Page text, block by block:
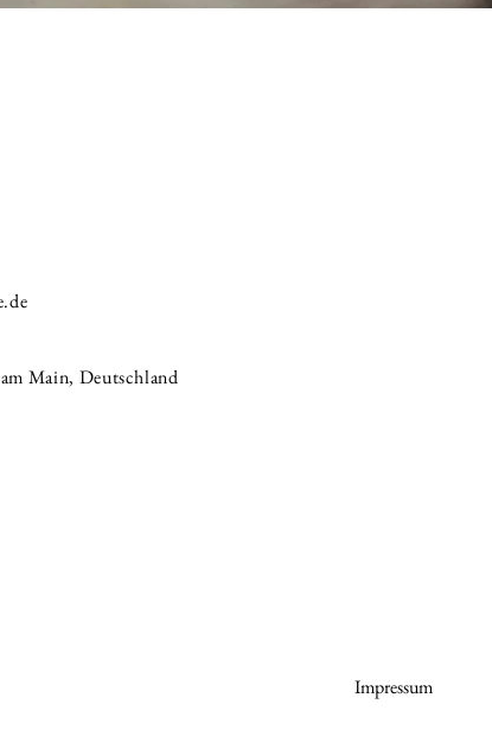
Main, Deutschland
Impressum